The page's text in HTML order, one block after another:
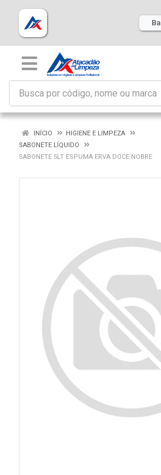
INÍCIO
HIGIENE E LIMPEZA
SABONETE LÍQUIDO
SABONETE 5LT ESPUMA ERVA DOCE NOBRE